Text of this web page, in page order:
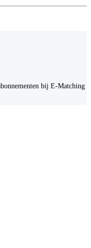
bij E-Matching